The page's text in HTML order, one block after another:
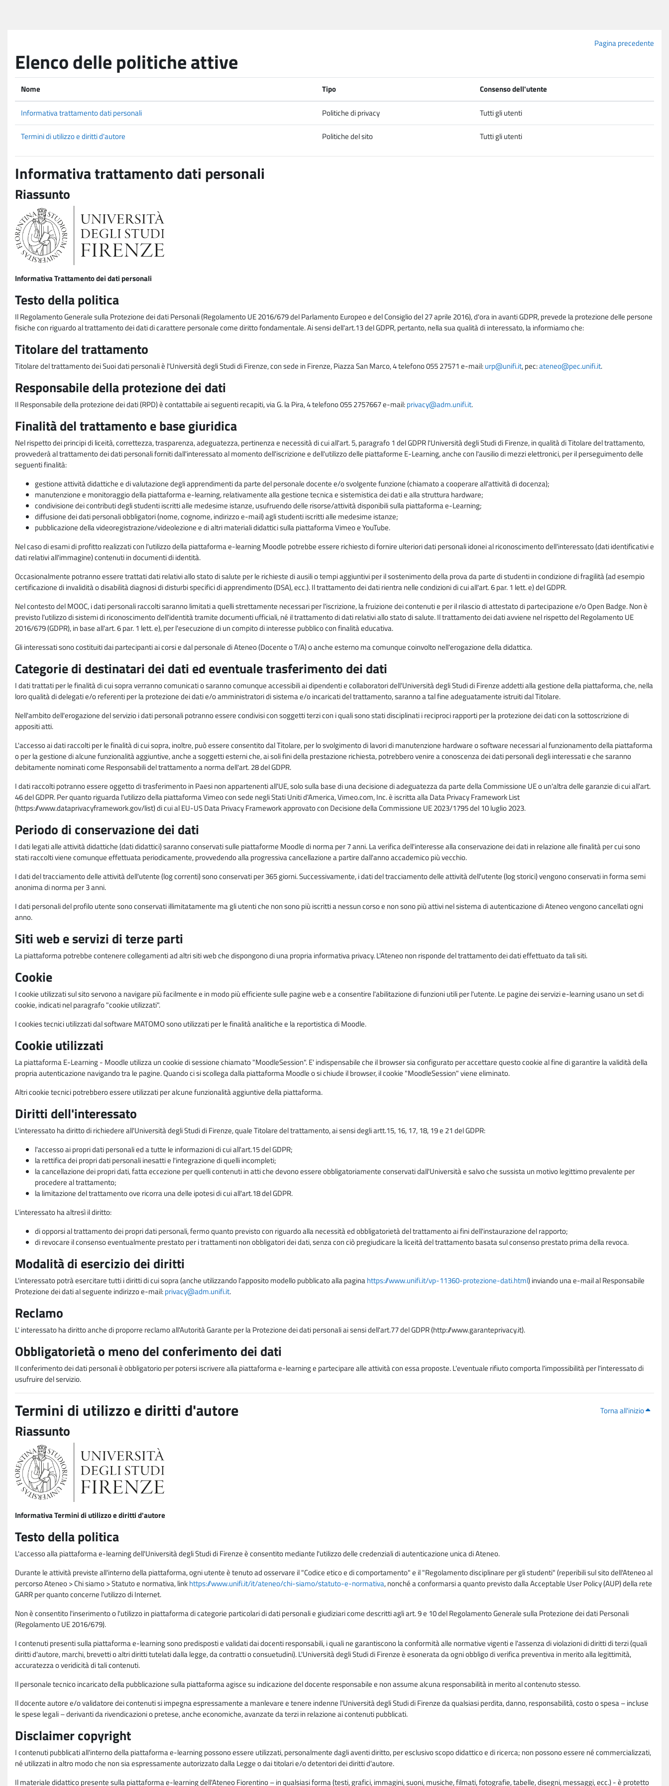
Pagina precedente
Elenco delle politiche attive
Nome Tipo Consenso dell'utente
Informativa trattamento dati personali Politiche di privacy Tutti gli utenti
Termini di utilizzo e diritti d'autore Politiche del sito Tutti gli utenti
Informativa trattamento dati personali
Riassunto
Informativa Trattamento dei dati personali
Testo della politica
Il Regolamento Generale sulla Protezione dei dati Personali (Regolamento UE 2016/679 del Parlamento Europeo e del Consiglio del 27 aprile 2016), d'ora in avanti GDPR, prevede la protezione delle persone
fisiche con riguardo al trattamento dei dati di carattere personale come diritto fondamentale. Ai sensi dell'art.13 del GDPR, pertanto, nella sua qualità di interessato, la informiamo che:
Titolare del trattamento
Titolare del trattamento dei Suoi dati personali è l'Università degli Studi di Firenze, con sede in Firenze, Piazza San Marco, 4 telefono 055 27571 e-mail:urp@unifi.it, pec:ateneo@pec.unifi.it.
Responsabile della protezione dei dati
Il Responsabile della protezione dei dati (RPD) è contattabile ai seguenti recapiti, via G. la Pira, 4 telefono 055 2757667 e-mail:privacy@adm.unifi.it.
Finalità del trattamento e base giuridica
Nel rispetto dei principi di liceità, correttezza, trasparenza, adeguatezza, pertinenza e necessità di cui all'art. 5, paragrafo 1 del GDPR l'Università degli Studi di Firenze, in qualità di Titolare del trattamento,
provvederà al trattamento dei dati personali forniti dall'interessato al momento dell'iscrizione e dell'utilizzo delle piattaforme E-Learning, anche con l'ausilio di mezzi elettronici, per il perseguimento delle
seguenti finalità:
gestione attività didattiche e di valutazione degli apprendimenti da parte del personale docente e/o svolgente funzione (chiamato a cooperare all'attività di docenza);
manutenzione e monitoraggio della piattaforma e-learning, relativamente alla gestione tecnica e sistemistica dei dati e alla struttura hardware;
condivisione dei contributi degli studenti iscritti alle medesime istanze, usufruendo delle risorse/attività disponibili sulla piattaforma e-Learning;
diffusione dei dati personali obbligatori (nome, cognome, indirizzo e-mail) agli studenti iscritti alle medesime istanze;
pubblicazione della videoregistrazione/videolezione e di altri materiali didattici sulla piattaforma Vimeo e YouTube.
Nel caso di esami di profitto realizzati con l'utilizzo della piattaforma e-learning Moodle potrebbe essere richiesto di fornire ulteriori dati personali idonei al riconoscimento dell'interessato (dati identificativi e
dati relativi all'immagine) contenuti in documenti di identità.
Occasionalmente potranno essere trattati dati relativi allo stato di salute per le richieste di ausili o tempi aggiuntivi per il sostenimento della prova da parte di studenti in condizione di fragilità (ad esempio
certificazione di invalidità o disabilità diagnosi di disturbi specifici di apprendimento (DSA), ecc.). Il trattamento dei dati rientra nelle condizioni di cui all'art. 6 par. 1 lett. e) del GDPR.
Nel contesto del MOOC, i dati personali raccolti saranno limitati a quelli strettamente necessari per l'iscrizione, la fruizione dei contenuti e per il rilascio di attestato di partecipazione e/o Open Badge. Non è
previsto l'utilizzo di sistemi di riconoscimento dell'identità tramite documenti ufficiali, né il trattamento di dati relativi allo stato di salute. Il trattamento dei dati avviene nel rispetto del Regolamento UE
2016/679 (GDPR), in base all'art. 6 par. 1 lett. e), per l'esecuzione di un compito di interesse pubblico con finalità educativa.
Gli interessati sono costituiti dai partecipanti ai corsi e dal personale di Ateneo (Docente o T/A) o anche esterno ma comunque coinvolto nell'erogazione della didattica.
Categorie di destinatari dei dati ed eventuale trasferimento dei dati
I dati trattati per le finalità di cui sopra verranno comunicati o saranno comunque accessibili ai dipendenti e collaboratori dell'Università degli Studi di Firenze addetti alla gestione della piattaforma, che, nella
loro qualità di delegati e/o referenti per la protezione dei dati e/o amministratori di sistema e/o incaricati del trattamento, saranno a tal fine adeguatamente istruiti dal Titolare.
Nell'ambito dell'erogazione del servizio i dati personali potranno essere condivisi con soggetti terzi con i quali sono stati disciplinati i reciproci rapporti per la protezione dei dati con la sottoscrizione di
appositi atti.
L'accesso ai dati raccolti per le finalità di cui sopra, inoltre, può essere consentito dal Titolare, per lo svolgimento di lavori di manutenzione hardware o software necessari al funzionamento della piattaforma
o per la gestione di alcune funzionalità aggiuntive, anche a soggetti esterni che, ai soli fini della prestazione richiesta, potrebbero venire a conoscenza dei dati personali degli interessati e che saranno
debitamente nominati come Responsabili del trattamento a norma dell'art. 28 del GDPR.
I dati raccolti potranno essere oggetto di trasferimento in Paesi non appartenenti all'UE, solo sulla base di una decisione di adeguatezza da parte della Commissione UE o un'altra delle garanzie di cui all'art.
46 del GDPR. Per quanto riguarda l'utilizzo della piattaforma Vimeo con sede negli Stati Uniti d'America, Vimeo.com, Inc. è iscritta alla Data Privacy Framework List
(https://www.dataprivacyframework.gov/list) di cui al EU-US Data Privacy Framework approvato con Decisione della Commissione UE 2023/1795 del 10 luglio 2023.
Periodo di conservazione dei dati
I dati legati alle attività didattiche (dati didattici) saranno conservati sulle piattaforme Moodle di norma per 7 anni. La verifica dell'interesse alla conservazione dei dati in relazione alle finalità per cui sono
stati raccolti viene comunque effettuata periodicamente, provvedendo alla progressiva cancellazione a partire dall'anno accademico più vecchio.
I dati del tracciamento delle attività dell'utente (log correnti) sono conservati per 365 giorni. Successivamente, i dati del tracciamento delle attività dell'utente (log storici) vengono conservati in forma semi
anonima di norma per 3 anni.
I dati personali del profilo utente sono conservati illimitatamente ma gli utenti che non sono più iscritti a nessun corso e non sono più attivi nel sistema di autenticazione di Ateneo vengono cancellati ogni
anno.
Siti web e servizi di terze parti
La piattaforma potrebbe contenere collegamenti ad altri siti web che dispongono di una propria informativa privacy. L'Ateneo non risponde del trattamento dei dati effettuato da tali siti.
Cookie
I cookie utilizzati sul sito servono a navigare più facilmente e in modo più efficiente sulle pagine web e a consentire l'abilitazione di funzioni utili per l'utente. Le pagine dei servizi e-learning usano un set di
cookie, indicati nel paragrafo "cookie utilizzati".
I cookies tecnici utilizzati dal software MATOMO sono utilizzati per le finalità analitiche e la reportistica di Moodle.
Cookie utilizzati
La piattaforma E-Learning - Moodle utilizza un cookie di sessione chiamato "MoodleSession". E' indispensabile che il browser sia configurato per accettare questo cookie al fine di garantire la validità della
propria autenticazione navigando tra le pagine. Quando ci si scollega dalla piattaforma Moodle o si chiude il browser, il cookie "MoodleSession" viene eliminato.
Altri cookie tecnici potrebbero essere utilizzati per alcune funzionalità aggiuntive della piattaforma.
Diritti dell'interessato
L'interessato ha diritto di richiedere all'Università degli Studi di Firenze, quale Titolare del trattamento, ai sensi degli artt.15, 16, 17, 18, 19 e 21 del GDPR:
l'accesso ai propri dati personali ed a tutte le informazioni di cui all'art.15 del GDPR;
la rettifica dei propri dati personali inesatti e l'integrazione di quelli incompleti;
la cancellazione dei propri dati, fatta eccezione per quelli contenuti in atti che devono essere obbligatoriamente conservati dall'Università e salvo che sussista un motivo legittimo prevalente per
procedere al trattamento;
la limitazione del trattamento ove ricorra una delle ipotesi di cui all'art.18 del GDPR.
L'interessato ha altresì il diritto:
di opporsi al trattamento dei propri dati personali, fermo quanto previsto con riguardo alla necessità ed obbligatorietà del trattamento ai fini dell'instaurazione del rapporto;
di revocare il consenso eventualmente prestato per i trattamenti non obbligatori dei dati, senza con ciò pregiudicare la liceità del trattamento basata sul consenso prestato prima della revoca.
Modalità di esercizio dei diritti
L'interessato potrà esercitare tutti i diritti di cui sopra (anche utilizzando l'apposito modello pubblicato alla paginahttps://www.unifi.it/vp-11360-protezione-dati.html) inviando una e-mail al Responsabile
Protezione dei dati al seguente indirizzo e-mail:privacy@adm.unifi.it.
Reclamo
L' interessato ha diritto anche di proporre reclamo all'Autorità Garante per la Protezione dei dati personali ai sensi dell'art.77 del GDPR (http://www.garanteprivacy.it).
Obbligatorietà o meno del conferimento dei dati
Il conferimento dei dati personali è obbligatorio per potersi iscrivere alla piattaforma e-learning e partecipare alle attività con essa proposte. L'eventuale rifiuto comporta l'impossibilità per l'interessato di
usufruire del servizio.
Torna all'inizio
Termini di utilizzo e diritti d'autore
Riassunto
Informativa Termini di utilizzo e diritti d'autore
Testo della politica
L'accesso alla piattaforma e-learning dell'Università degli Studi di Firenze è consentito mediante l'utilizzo delle credenziali di autenticazione unica di Ateneo.
Durante le attività previste all'interno della piattaforma, ogni utente è tenuto ad osservare il "Codice etico e di comportamento" e il "Regolamento disciplinare per gli studenti" (reperibili sul sito dell'Ateneo al
percorso Ateneo > Chi siamo > Statuto e normativa, linkhttps://www.unifi.it/it/ateneo/chi-siamo/statuto-e-normativa, nonché a conformarsi a quanto previsto dalla Acceptable User Policy (AUP) della rete
GARR per quanto concerne l'utilizzo di Internet.
Non è consentito l'inserimento o l'utilizzo in piattaforma di categorie particolari di dati personali e giudiziari come descritti agli art. 9 e 10 del Regolamento Generale sulla Protezione dei dati Personali
(Regolamento UE 2016/679).
I contenuti presenti sulla piattaforma e-learning sono predisposti e validati dai docenti responsabili, i quali ne garantiscono la conformità alle normative vigenti e l'assenza di violazioni di diritti di terzi (quali
diritti d'autore, marchi, brevetti o altri diritti tutelati dalla legge, da contratti o consuetudini). L'Università degli Studi di Firenze è esonerata da ogni obbligo di verifica preventiva in merito alla legittimità,
accuratezza o veridicità di tali contenuti.
Il personale tecnico incaricato della pubblicazione sulla piattaforma agisce su indicazione del docente responsabile e non assume alcuna responsabilità in merito al contenuto stesso.
Il docente autore e/o validatore dei contenuti si impegna espressamente a manlevare e tenere indenne l'Università degli Studi di Firenze da qualsiasi perdita, danno, responsabilità, costo o spesa – incluse
le spese legali – derivanti da rivendicazioni o pretese, anche economiche, avanzate da terzi in relazione ai contenuti pubblicati.
Disclaimer copyright
I contenuti pubblicati all'interno della piattaforma e-learning possono essere utilizzati, personalmente dagli aventi diritto, per esclusivo scopo didattico e di ricerca; non possono essere né commercializzati,
né utilizzati in altro modo che non sia espressamente autorizzato dalla Legge o dai titolari e/o detentori dei diritti d'autore.
Il materiale didattico presente sulla piattaforma e-learning dell'Ateneo Fiorentino – in qualsiasi forma (testi, grafici, immagini, suoni, musiche, filmati, fotografie, tabelle, disegni, messaggi, ecc.) - è protetto